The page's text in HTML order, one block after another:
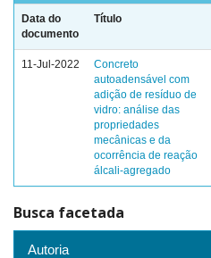
Data do
documento
Título
11-Jul-2022
Concreto
autoadensável com
adição de resíduo de
vidro: análise das
propriedades
mecânicas e da
ocorrência de reação
álcali-agregado
Busca facetada
Autoria